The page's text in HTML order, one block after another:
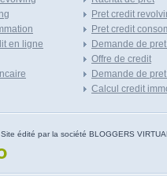
en ligne
Pret credit
Pret credit
Demande de
Offre de credit
Demande de
Calcul credit
édité par la société BLOGGERS